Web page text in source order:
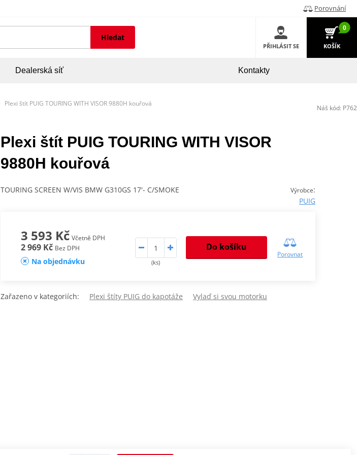
Porovnání
Hledat
PŘIHLÁSIT SE
0
KOŠÍK
Dealerská síť Kontakty
Plexi štít PUIG TOURING WITH VISOR 9880H kouřová
Plexi štít PUIG TOURING WITH VISOR
9880H kouřová
Výrobce:
PUIG
TOURING SCREEN W/VIS BMW G310GS 17'- C/SMOKE
3 593 Kč Včetně DPH
2 969 Kč Bez DPH
Na objednávku (ks)
Do košíku
Porovnat
Zařazeno v kategoriích: Plexi štíty PUIG do kapotáže Vylaď si svou motorku
Náš kód: P762